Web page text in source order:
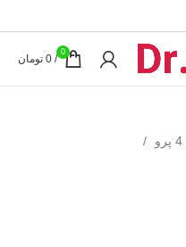
0
/
0 تومان